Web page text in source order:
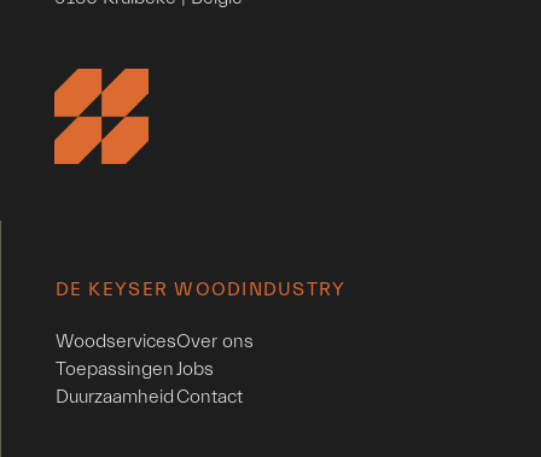
DE KEYSER WOODINDUSTRY
Woodservices
Toepassingen
Duurzaamheid
Over ons
Jobs
Contact